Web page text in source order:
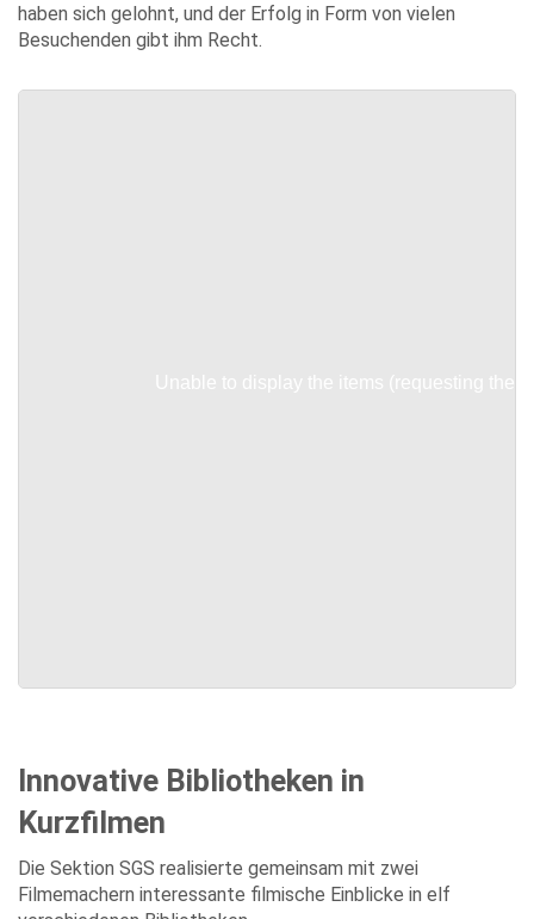
haben sich gelohnt, und der Erfolg in Form von vielen
Besuchenden gibt ihm Recht.
Innovative Bibliotheken in
Kurzfilmen
Die Sektion SGS realisierte gemeinsam mit zwei
Filmemachern interessante filmische Einblicke in elf